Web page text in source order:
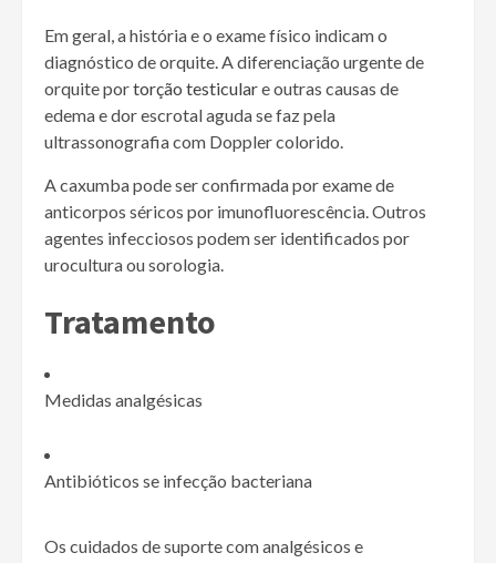
Em geral, a história e o exame físico indicam o
diagnóstico de orquite. A diferenciação urgente de
orquite portorção testiculare outras causas de
edema e dor escrotal aguda se faz pela
ultrassonografia com Doppler colorido.
A caxumba pode ser confirmada por exame de
anticorpos séricos por imunofluorescência. Outros
agentes infecciosos podem ser identificados por
urocultura ou sorologia.
Tratamento
Medidas analgésicas
Antibióticos se infecção bacteriana
Os cuidados de suporte com analgésicos e